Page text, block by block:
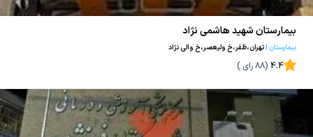
بیمارستان شهید هاشمی نژاد
بیمارستان |تهران،ظفر،خ ولیعصر،خ والی نژاد
4.4
(
88رای )